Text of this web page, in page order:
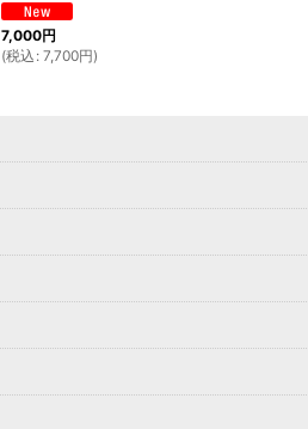
7,000円
(税込 : 7,700円)